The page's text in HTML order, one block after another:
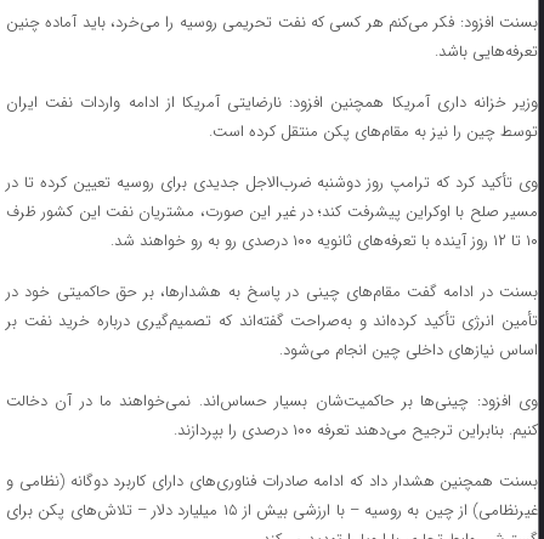
بسنت افزود: فکر می‌کنم هر کسی که نفت تحریمی روسیه را می‌خرد، باید آماده چنین
تعرفه‌هایی باشد.
وزیر خزانه داری آمریکا همچنین افزود: نارضایتی آمریکا از ادامه واردات نفت ایران
توسط چین را نیز به مقام‌های پکن منتقل کرده است.
وی تأکید کرد که ترامپ روز دوشنبه ضرب‌الاجل جدیدی برای روسیه تعیین کرده تا در
مسیر صلح با اوکراین پیشرفت کند؛ در غیر این صورت، مشتریان نفت این کشور ظرف
۱۰ تا ۱۲ روز آینده با تعرفه‌های ثانویه ۱۰۰ درصدی رو به رو خواهند شد.
بسنت در ادامه گفت مقام‌های چینی در پاسخ به هشدارها، بر حق حاکمیتی خود در
تأمین انرژی تأکید کرده‌اند و به‌صراحت گفته‌اند که تصمیم‌گیری درباره خرید نفت بر
اساس نیازهای داخلی چین انجام می‌شود.
وی افزود: چینی‌ها بر حاکمیت‌شان بسیار حساس‌اند. نمی‌خواهند ما در آن دخالت
کنیم. بنابراین ترجیح می‌دهند تعرفه ۱۰۰ درصدی را بپردازند.
بسنت همچنین هشدار داد که ادامه صادرات فناوری‌های دارای کاربرد دوگانه (نظامی و
غیرنظامی) از چین به روسیه – با ارزشی بیش از ۱۵ میلیارد دلار – تلاش‌های پکن برای